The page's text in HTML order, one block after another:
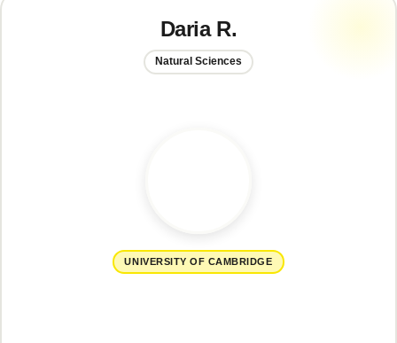
Daria R.
Natural Sciences
UNIVERSITY OF CAMBRIDGE